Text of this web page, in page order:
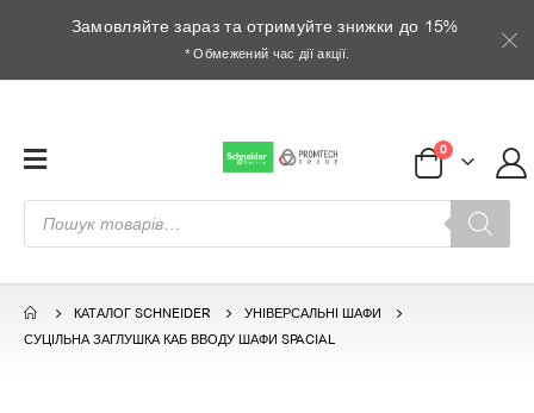
Замовляйте зараз та отримуйте знижки до 15%
* Обмежений час дії акції.
Пошук
товарів
0
КАТАЛОГ SCHNEIDER
УНІВЕРСАЛЬНІ ШАФИ
СУЦІЛЬНА ЗАГЛУШКА КАБ ВВОДУ ШАФИ SPACIAL